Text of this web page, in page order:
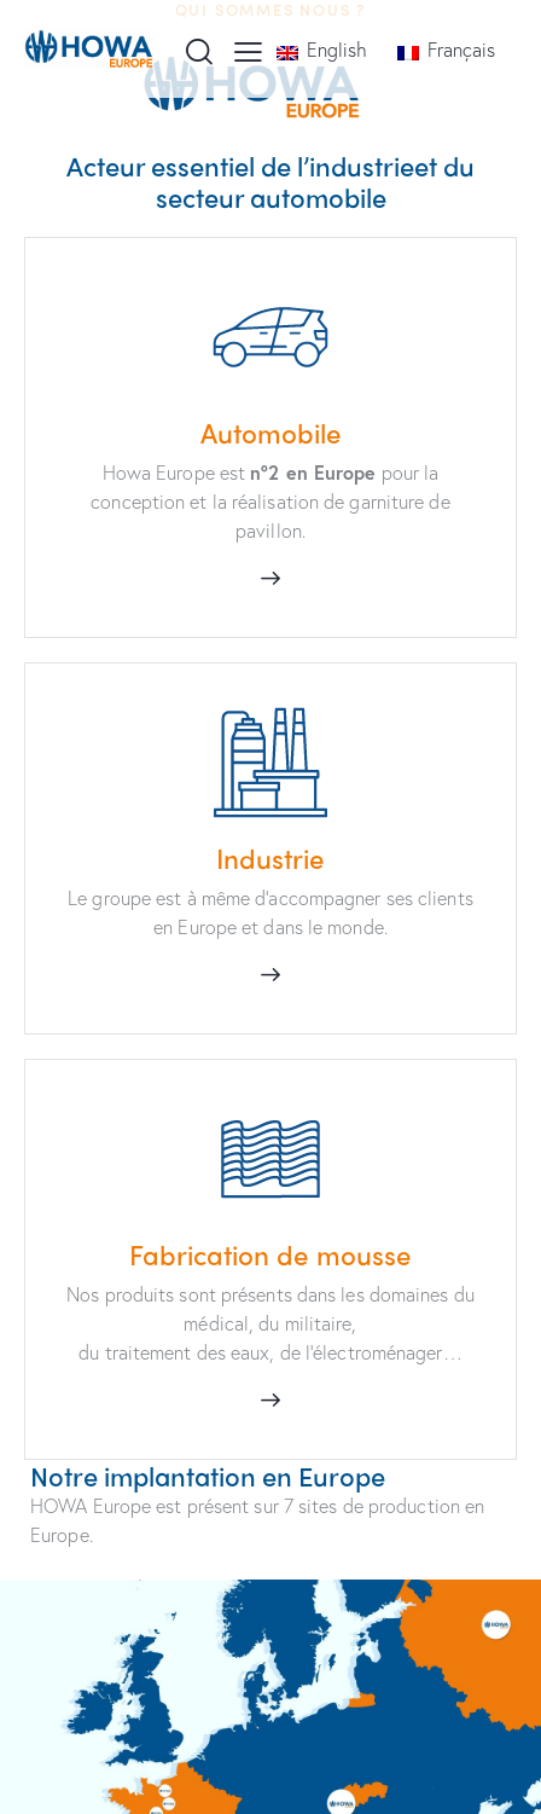
English Français
QUI SOMMES NOUS ?
Acteur essentiel de l’industrieet du
secteur automobile
Automobile
Howa Europe est n°2 en Europe pour la
conception et la réalisation de garniture de
pavillon.
Industrie
Le groupe est à même d’accompagner ses clients
en Europe et dans le monde.
Fabrication de mousse
Nos produits sont présents dans les domaines du
médical, du militaire,
du traitement des eaux, de l’électroménager…
Notre implantation en Europe
HOWA Europe est présent sur 7 sites de production en
Europe.